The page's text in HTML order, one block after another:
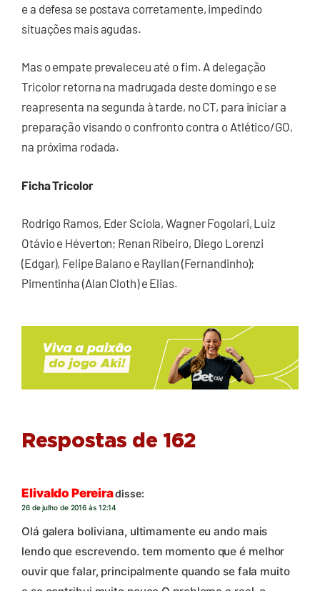
e a defesa se postava corretamente, impedindo
situações mais agudas.
Mas o empate prevaleceu até o fim. A delegação
Tricolor retorna na madrugada deste domingo e se
reapresenta na segunda à tarde, no CT, para iniciar a
preparação visando o confronto contra o Atlético/GO,
na próxima rodada.
Ficha Tricolor
Rodrigo Ramos, Eder Sciola, Wagner Fogolari, Luiz
Otávio e Héverton; Renan Ribeiro, Diego Lorenzi
(Edgar), Felipe Baiano e Rayllan (Fernandinho);
Pimentinha (Alan Cloth) e Elias.
Respostas de 162
Elivaldo Pereiradisse:
26 de julho de 2016 às 12:14
Olá galera boliviana, ultimamente eu ando mais
lendo que escrevendo. tem momento que é melhor
ouvir que falar, principalmente quando se fala muito